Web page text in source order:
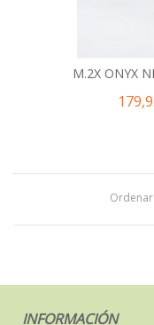
M.2X ONYX
INFORMACIÓN